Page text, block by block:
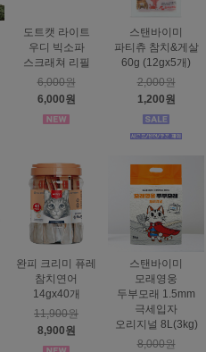
도트캣 라이트
우디 빅소파
스크래쳐 리필
6,000원
6,000원
스탠바이미
파티츄 참치&게살
60g (12gx5개)
2,000원
1,200원
완피 크리미 퓨레
참치연어
14gx40개
11,900원
8,900원
스탠바이미
모래영웅
두부모래 1.5mm
극세입자
오리지널 8L(3kg)
8,000원